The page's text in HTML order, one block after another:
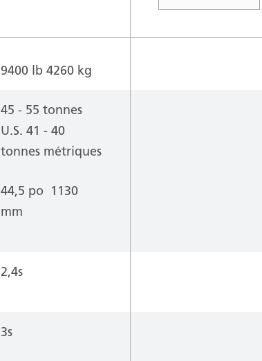
9400 lb 4260 kg
45 - 55 tonnes
U.S. 41 - 40
tonnes métriques
44,5 po 1130
mm
2,4s
3s